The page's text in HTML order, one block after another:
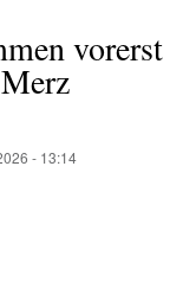
vorerst
- 13:14